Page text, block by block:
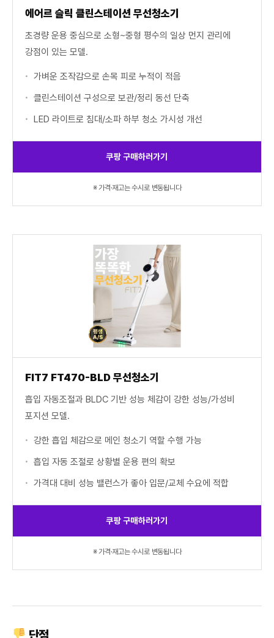
에어르 슬릭 클린스테이션 무선청소기
초경량 운용 중심으로 소형~중형 평수의 일상 먼지 관리에
강점이 있는 모델.
가벼운 조작감으로 손목 피로 누적이 적음
클린스테이션 구성으로 보관/정리 동선 단축
LED 라이트로 침대/소파 하부 청소 가시성 개선
쿠팡 구매하러가기
※ 가격·재고는 수시로 변동됩니다
FIT7 FT470-BLD 무선청소기
흡입 자동조절과 BLDC 기반 성능 체감이 강한 성능/가성비
포지션 모델.
강한 흡입 체감으로 메인 청소기 역할 수행 가능
흡입 자동 조절로 상황별 운용 편의 확보
가격대 대비 성능 밸런스가 좋아 입문/교체 수요에 적합
쿠팡 구매하러가기
※ 가격·재고는 수시로 변동됩니다
단점